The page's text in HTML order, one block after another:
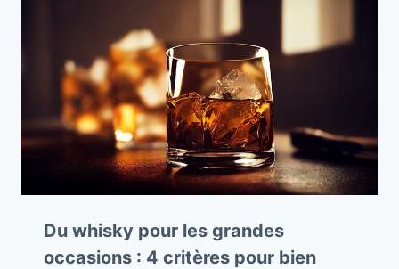
Du whisky pour les grandes
occasions : 4 critères pour bien